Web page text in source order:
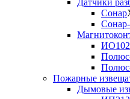
Датчики
Сонар
Пожарные
Дымовые